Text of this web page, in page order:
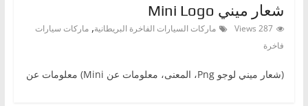
شعار ميني Mini Logo
287 Views ماركات السيارات الفاخرة البريطانية, ماركات سيارات
فاخرة
(شعار ميني لوجو Png، المعنى، معلومات عن Mini) معلومات عن